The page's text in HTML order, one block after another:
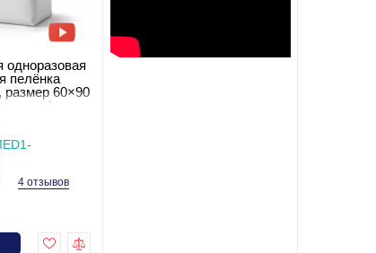
одноразовая
пелёнка
размер 60×90
4 отзывов